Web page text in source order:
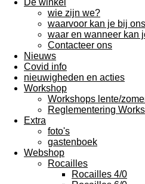
De winkel
wie zijn we?
waarvoor kan je bij
waar en wanneer kan
Contacteer ons
Nieuws
Covid info
nieuwigheden en acties
Workshop
Workshops lente/
Reglementering
Extra
foto's
gastenboek
Webshop
Rocailles
Rocailles 4/0